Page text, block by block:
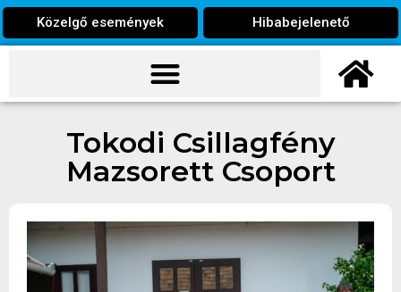
Közelgő események Hibabejelenető
Tokodi Csillagfény
Mazsorett Csoport